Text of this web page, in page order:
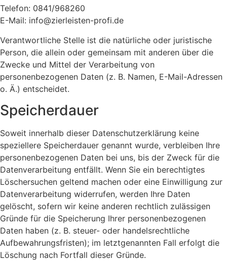
Telefon: 0841/968260
E-Mail: info@zierleisten-profi.de
Verantwortliche Stelle ist die natürliche oder juristische
Person, die allein oder gemeinsam mit anderen über die
Zwecke und Mittel der Verarbeitung von
personenbezogenen Daten (z. B. Namen, E-Mail-Adressen
o. Ä.) entscheidet.
Speicherdauer
Soweit innerhalb dieser Datenschutzerklärung keine
speziellere Speicherdauer genannt wurde, verbleiben Ihre
personenbezogenen Daten bei uns, bis der Zweck für die
Datenverarbeitung entfällt. Wenn Sie ein berechtigtes
Löschersuchen geltend machen oder eine Einwilligung zur
Datenverarbeitung widerrufen, werden Ihre Daten
gelöscht, sofern wir keine anderen rechtlich zulässigen
Gründe für die Speicherung Ihrer personenbezogenen
Daten haben (z. B. steuer- oder handelsrechtliche
Aufbewahrungsfristen); im letztgenannten Fall erfolgt die
Löschung nach Fortfall dieser Gründe.